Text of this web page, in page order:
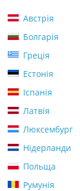
Австрія
Болгарія
Греція
Естонія
Іспанія
Латвія
Люксембург
Нідерланди
Польща
Румунія